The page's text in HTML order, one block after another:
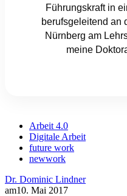
Führungskraft in
berufsgeleitend an
Nürnberg am
meine
Arbeit 4.0
Digitale Arbeit
future work
newwork
Dr. Dominic Lindner
am10. Mai 2017